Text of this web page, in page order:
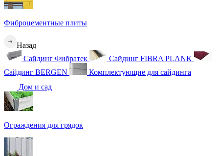
Фиброцементные плиты
Назад
Сайдинг Фибратек
Сайдинг FIBRA PLANK
Сайдинг BERGEN
Комплектующие для сайдинга
Дом и сад
Ограждения для грядок